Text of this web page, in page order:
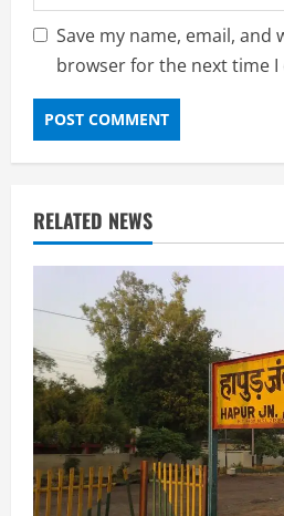
Save my name, email, and
browser for the next time I
RELATED NEWS